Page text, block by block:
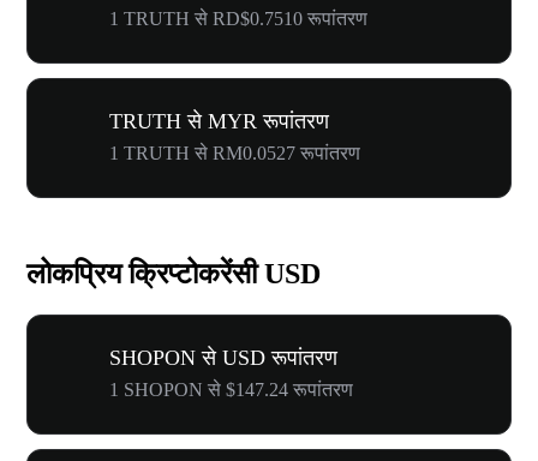
1 TRUTH से RD$0.7510 रूपांतरण
TRUTH से MYR रूपांतरण
1 TRUTH से RM0.0527 रूपांतरण
लोकप्रिय क्रिप्टोकरेंसी USD
SHOPON से USD रूपांतरण
1 SHOPON से $147.24 रूपांतरण